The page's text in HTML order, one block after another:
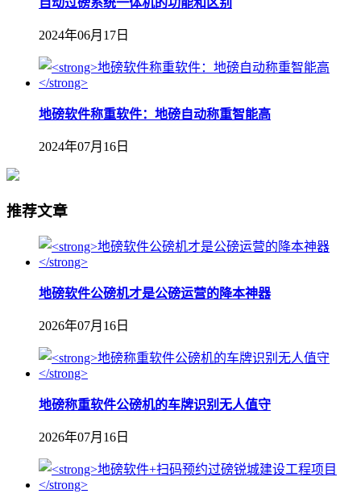
2024年06月17日
地磅软件称重软件：地磅自动称重智能高
2024年07月16日
推荐文章
地磅软件公磅机才是公磅运营的降本神器
2026年07月16日
地磅称重软件公磅机的车牌识别无人值守
2026年07月16日